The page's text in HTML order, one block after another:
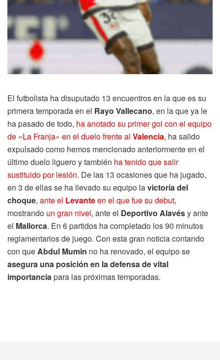
El futbolista ha disuputado 13 encuentros en la que es su
primera temporada en el Rayo Vallecano, en la que ya le
ha pasado de todo, ha anotado su primer gol con el equipo
de «La Franja» en el duelo frente al Valencia, ha salido
expulsado como hemos mencionado anteriormente en el
último duelo liguero y también ha tenido que salir
sustituido por lesión. De las 13 ocasiones que ha jugado,
en 3 de ellas se ha llevado su equipo lavictoria del
choque, ante el Levanteen el que fue su debut,
mostrando un gran nivel, ante el Deportivo Alavésy ante
el Mallorca. En 6 partidos ha completado los 90 minutos
reglamentarios de juego. Con esta gran noticia contando
con queAbdul Mumin no ha renovado, el equipo se
asegura una posición en la defensa de vital
importanciapara las próximas temporadas.